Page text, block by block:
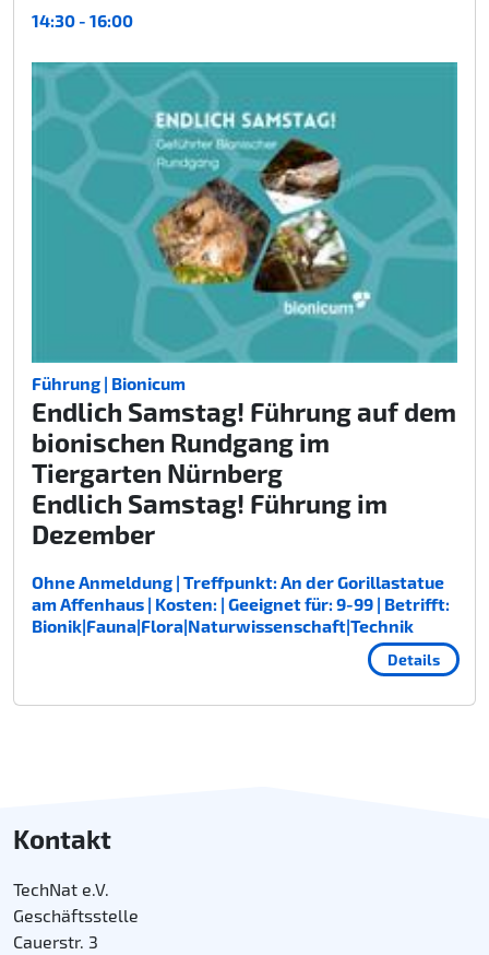
14:30 - 16:00
Führung | Bionicum
Endlich Samstag! Führung auf dem
bionischen Rundgang im
Tiergarten Nürnberg
Endlich Samstag! Führung im
Dezember
Ohne Anmeldung | Treffpunkt: An der Gorillastatue
am Affenhaus | Kosten: | Geeignet für: 9-99 | Betrifft:
Bionik|Fauna|Flora|Naturwissenschaft|Technik
Details
Kontakt
TechNat e.V.
Geschäftsstelle
Cauerstr. 3